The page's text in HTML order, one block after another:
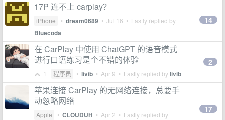
17P 连不上 carplay？
iPhone • dream0689 • Jul 16 • Lastly replied by
Bluecoda
14
在 CarPlay 中使用 ChatGPT 的语音模式
进行口语练习是个不错的体验
1 程序员 • livib • Apr 9 • Lastly replied bylivib
2
苹果连接 CarPlay 的无网络连接，总要手
动忽略网络
Apple • CLOUDUH • Apr 2 • Lastly replied by
17